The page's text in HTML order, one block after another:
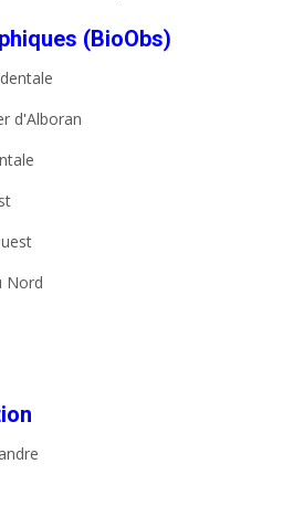
(BioObs)
d'Alboran
Nord